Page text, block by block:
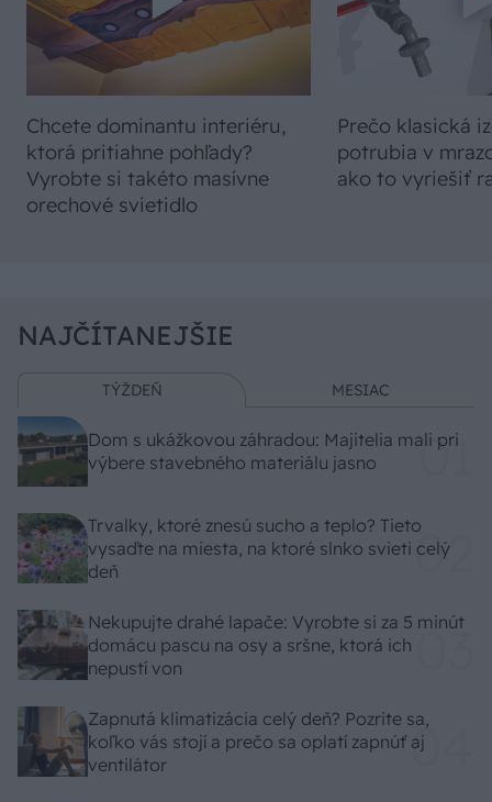
Chcete dominantu interiéru,
ktorá pritiahne pohľady?
Vyrobte si takéto masívne
orechové svietidlo
Prečo klasická
potrubia v
ako to vyriešiť
NAJČÍTANEJŠIE
TÝŽDEŇ MESIAC
Dom s ukážkovou záhradou: Majitelia mali pri
výbere stavebného materiálu jasno
Trvalky, ktoré znesú sucho a teplo? Tieto
vysaďte na miesta, na ktoré slnko svieti celý
deň
Nekupujte drahé lapače: Vyrobte si za 5 minút
domácu pascu na osy a sršne, ktorá ich
nepustí von
Zapnutá klimatizácia celý deň? Pozrite sa,
koľko vás stojí a prečo sa oplatí zapnúť aj
ventilátor